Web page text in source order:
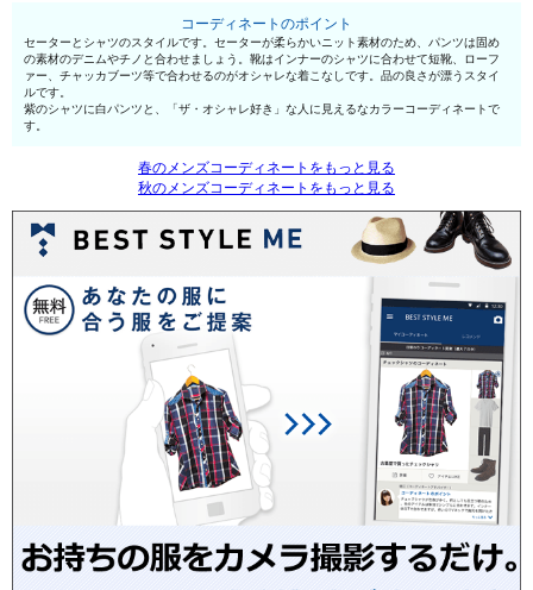
コーディネートのポイント
セーターとシャツのスタイルです。セーターが柔らかいニット素材のため、パンツは固め
の素材のデニムやチノと合わせましょう。靴はインナーのシャツに合わせて短靴、ローフ
ァー、チャッカブーツ等で合わせるのがオシャレな着こなしです。品の良さが漂うスタイ
ルです。
紫のシャツに白パンツと、「ザ・オシャレ好き」な人に見えるなカラーコーディネートで
す。
春のメンズコーディネートをもっと見る
秋のメンズコーディネートをもっと見る